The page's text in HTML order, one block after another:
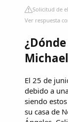
Solicitud de
Ver respuesta
El 25 de
debido a
siendo
su casa de